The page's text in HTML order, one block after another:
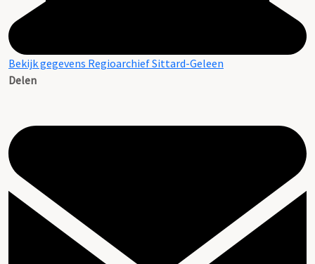
Bekijk gegevens Regioarchief Sittard-Geleen
Delen